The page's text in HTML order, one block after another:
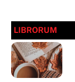
LIBRORUM